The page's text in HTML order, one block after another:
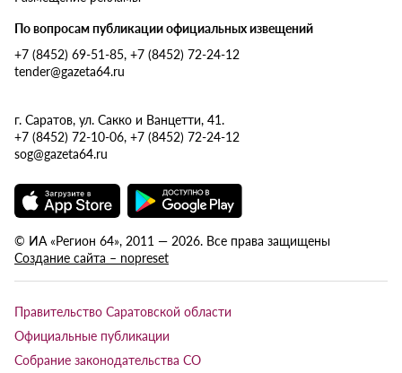
По вопросам публикации официальных извещений
+7 (8452) 69-51-85, +7 (8452) 72-24-12
tender@gazeta64.ru
г. Саратов, ул. Сакко и Ванцетти, 41.
+7 (8452) 72-10-06, +7 (8452) 72-24-12
sog@gazeta64.ru
© ИА «Регион 64», 2011 — 2026. Все права защищены
Создание сайта – nopreset
Правительство Саратовской области
Официальные публикации
Собрание законодательства СО